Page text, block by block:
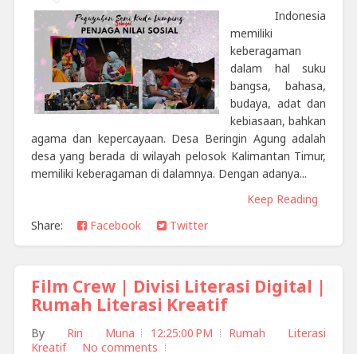
Indonesia
memiliki
keberagaman
dalam hal suku
bangsa, bahasa,
budaya, adat dan
kebiasaan, bahkan
agama dan kepercayaan. Desa Beringin Agung adalah
desa yang berada di wilayah pelosok Kalimantan Timur,
memiliki keberagaman di dalamnya. Dengan adanya...
Keep Reading
Share:
Facebook Twitter
Film Crew | Divisi Literasi Digital |
Rumah Literasi Kreatif
By Rin Muna 12:25:00 PM
Rumah Literasi
Kreatif
No comments